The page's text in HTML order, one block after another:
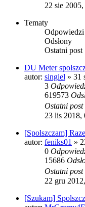
22 sie
Tematy
Odpowiedzi
Odsłony
Ostatni post
DU Meter
autor: singiel » 31
3
619573
Ostatni post
23 lis 2018,
[Spolszczam]
autor: feniks01 »
0
15686
Ostatni post
22 gru
[Szukam]